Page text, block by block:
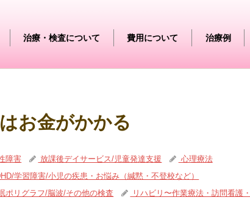
治療・検査について 費用について 治療例
お金がかかる
障害 放課後デイサービス/児童発達支援
心理療法
学習障害/小児の疾患・お悩み（緘黙・不登校など）
ポリグラフ/脳波/その他の検査
リハビリ〜作業療法・訪問看護